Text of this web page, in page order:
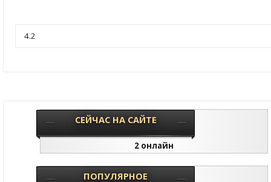
СЕЙЧАС НА САЙТЕ
2 онлайн
ПОПУЛЯРНОЕ